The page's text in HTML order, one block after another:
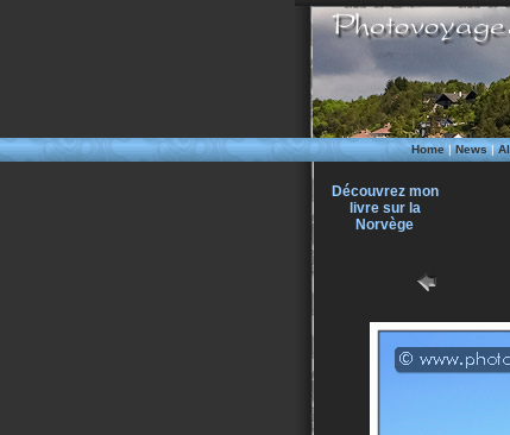
Home|News|
Découvrez mon
livre sur la
Norvège